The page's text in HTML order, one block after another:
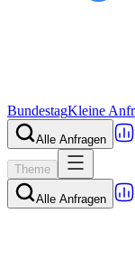
BundestagKleine
Alle Anfragen
Theme
Alle Anfragen